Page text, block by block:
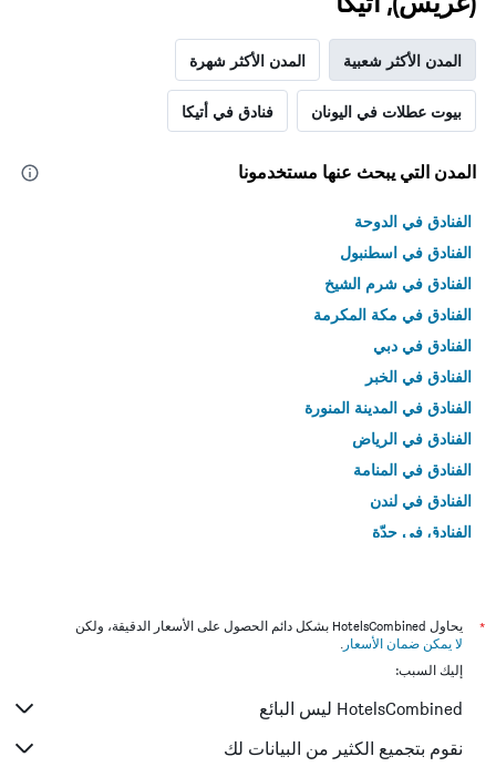
المدن الأكثر شعبية المدن الأكثر شهرة
بيوت عطلات في اليونان فنادق في أتيكا
المدن التي يبحث عنها مستخدمونا
الفنادق في الدوحة
الفنادق في اسطنبول
الفنادق في شرم الشيخ
الفنادق في مكة المكرمة
الفنادق في دبي
الفنادق في الخبر
الفنادق في المدينة المنورة
الفنادق في الرياض
الفنادق في المنامة
الفنادق في لندن
الفنادق في جدّة
*
يحاول HotelsCombined بشكل دائم الحصول على الأسعار الدقيقة، ولكن
لا يمكن ضمان الأسعار .
إليك السبب:
HotelsCombined ليس البائع
نقوم بتجميع الكثير من البيانات لك